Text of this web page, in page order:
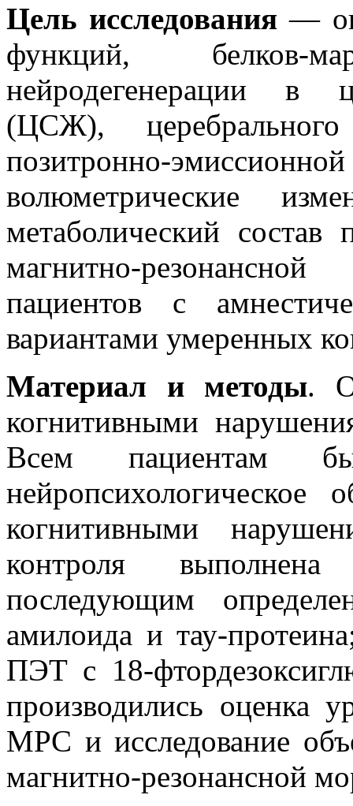
Цель исследования —
функций, белков-
нейродегенерации в
(ЦСЖ),
позитронно-
волюметрические
метаболический
магнитно-
пациентов с
вариантами умеренных
Материал и методы.
когнитивными
Всем пациентам
когнитивными
контроля
последующим
амилоида и тау-
ПЭТ с 18-
производились оценка
МРС и исследование
магнитно-резонансной